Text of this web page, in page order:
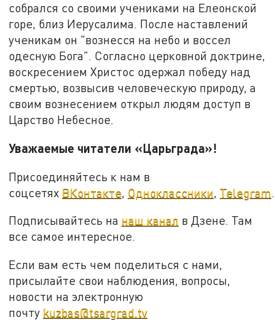
собрался со своими учениками на Елеонской
горе, близ Иерусалима. После наставлений
ученикам он "вознесся на небо и воссел
одесную Бога". Согласно церковной доктрине,
воскресением Христос одержал победу над
смертью, возвысив человеческую природу, а
своим вознесением открыл людям доступ в
Царство Небесное.
Уважаемые читатели «Царьграда»!
Присоединяйтесь к нам в
соцсетях ВКонтакте Одноклассники Telegram
Подписывайтесь на наш канал в Дзене. Там
все самое интересное.
Если вам есть чем поделиться с нами,
присылайте свои наблюдения, вопросы,
новости на электронную
почту kuzbas@tsargrad.tv